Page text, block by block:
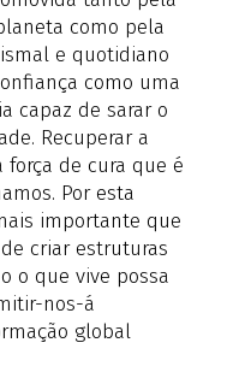
como pela
e quotidiano
como uma
capaz de sarar o
Recuperar a
de cura que é
Por esta
importante que
criar estruturas
o que vive possa
nos-á
global